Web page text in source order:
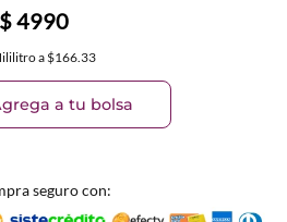
$4990
a $166.33
a tu bolsa
seguro con: